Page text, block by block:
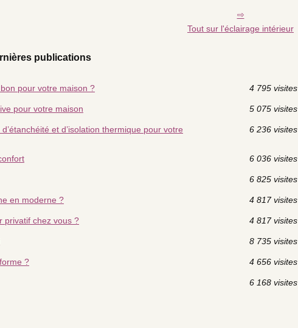
Tout sur l'éclairage intérieur
publications
pour votre maison ? 4 795 visites
pour votre maison 5 075 visites
et d’isolation thermique pour votre
6 236 visites
6 036 visites
6 825 visites
en moderne ? 4 817 visites
privatif chez vous ? 4 817 visites
8 735 visites
? 4 656 visites
6 168 visites